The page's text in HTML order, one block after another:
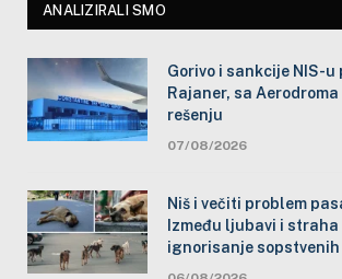
ANALIZIRALI SMO
Gorivo i sankcije NIS-u
Rajaner, sa
rešenju
07/08/2026
Niš i večiti problem
Između ljubavi i
ignorisanje